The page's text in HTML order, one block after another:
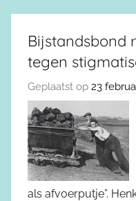
Bijstandsbond
tegen
Geplaatst op 23
als afvoerputje”.